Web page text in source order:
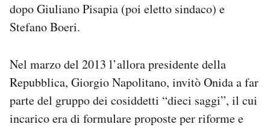
dopo Giuliano Pisapia (poi eletto sindaco) e
Stefano Boeri.
Nel marzo del 2013 l’allora presidente della
Repubblica, Giorgio Napolitano, invitò Onida a far
parte del gruppo dei cosiddetti “dieci saggi”, il cui
incarico era di formulare proposte per riforme e